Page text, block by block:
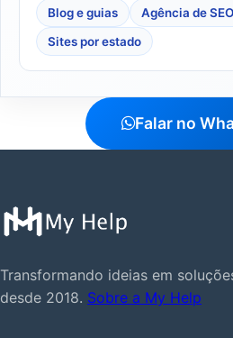
Blog e guias Agência de
Sites por estado
Falar no
Transformando ideias em
desde 2018. Sobre a My Help